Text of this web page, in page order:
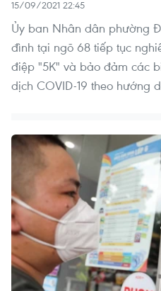
15/09/2021 22:45
Ủy ban Nhân dân phường
đình tại ngõ 68 tiếp tục
điệp "5K" và bảo đảm các
dịch COVID-19 theo hướng